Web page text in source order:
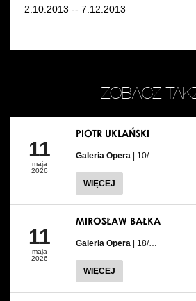
2.10.2013 -- 7.12.2013
ZOBACZ
11
maja
2026
PIOTR UKLAŃSKI
Galeria Opera | 10/…
WIĘCEJ
11
maja
2026
MIROSŁAW BAŁKA
Galeria Opera | 18/…
WIĘCEJ